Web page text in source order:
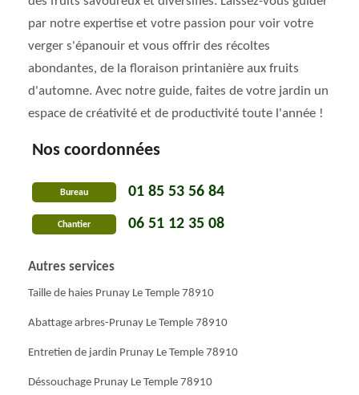
par notre expertise et votre passion pour voir votre
verger s'épanouir et vous offrir des récoltes
abondantes, de la floraison printanière aux fruits
d'automne. Avec notre guide, faites de votre jardin un
espace de créativité et de productivité toute l'année !
Nos coordonnées
Bureau 01 85 53 56 84
Chantier 06 51 12 35 08
Autres services
Taille de haies Prunay Le Temple 78910
Abattage arbres-Prunay Le Temple 78910
Entretien de jardin Prunay Le Temple 78910
Déssouchage Prunay Le Temple 78910